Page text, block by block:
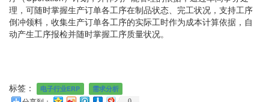
理，可随时掌握生产订单各工序在制品状态、完工状况，支持工序
倒冲领料，收集生产订单各工序的实际工时作为成本计算依据，自
动产生工序报检并随时掌握工序质量状况。
标签： 电子行业ERP 需求分析